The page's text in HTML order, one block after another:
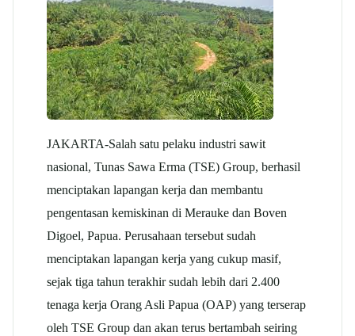
JAKARTA-Salah satu pelaku industri sawit
nasional, Tunas Sawa Erma (TSE) Group, berhasil
menciptakan lapangan kerja dan membantu
pengentasan kemiskinan di Merauke dan Boven
Digoel, Papua. Perusahaan tersebut sudah
menciptakan lapangan kerja yang cukup masif,
sejak tiga tahun terakhir sudah lebih dari 2.400
tenaga kerja Orang Asli Papua (OAP) yang terserap
oleh TSE Group dan akan terus bertambah seiring